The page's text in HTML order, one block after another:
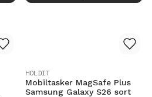
HOLDIT
Mobiltasker MagSafe Plus
Samsung Galaxy S26 sort